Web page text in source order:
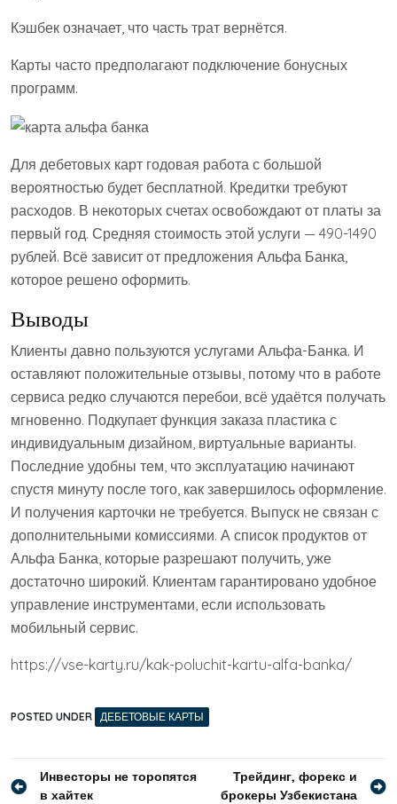
Кэшбек означает, что часть трат вернётся.
Карты часто предполагают подключение бонусных
программ.
Для дебетовых карт годовая работа с большой
вероятностью будет бесплатной. Кредитки требуют
расходов. В некоторых счетах освобождают от платы за
первый год. Средняя стоимость этой услуги — 490-1490
рублей. Всё зависит от предложения Альфа Банка,
которое решено оформить.
Выводы
Клиенты давно пользуются услугами Альфа-Банка. И
оставляют положительные отзывы, потому что в работе
сервиса редко случаются перебои, всё удаётся получать
мгновенно. Подкупает функция заказа пластика с
индивидуальным дизайном, виртуальные варианты.
Последние удобны тем, что эксплуатацию начинают
спустя минуту после того, как завершилось оформление.
И получения карточки не требуется. Выпуск не связан с
дополнительными комиссиями. А список продуктов от
Альфа Банка, которые разрешают получить, уже
достаточно широкий. Клиентам гарантировано удобное
управление инструментами, если использовать
мобильный сервис.
https://vse-karty.ru/kak-poluchit-kartu-alfa-banka/
POSTED UNDER ДЕБЕТОВЫЕ КАРТЫ
Навигация
Инвесторы не торопятся
в хайтек
Трейдинг, форекс и
брокеры Узбекистана